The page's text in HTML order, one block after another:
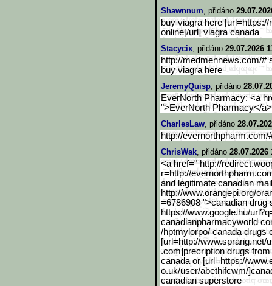
Shawnnum, přidáno
buy viagra here
online[/url] viagra canada
Stacycix, přidáno 29.07.2026
http://medmennews.com/#
buy viagra here
JeremyQuisp, přidáno
EverNorth Pharmacy: <a
">EverNorth Pharmacy</
CharlesLaw, přidáno
http://
ChrisWak, přidáno 28.07.2026
<a href=" http://
r=http://
and legitimate canadian
http://www.orangepi.org/
=6786908 ">canadian drug
https://www.google.hu/url
canadianpharmacyworld
/hptmylorpo/ canada drugs
[url=http://www.sprang.net/
.com]precription drugs
canada or [url=https://
o.uk/user/abethifcwm/
canadian superstore